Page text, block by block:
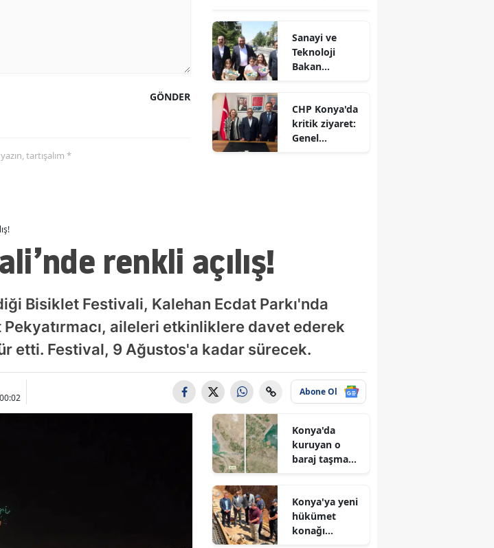
Kütahya
Mardin
Muş
Nevşehir
GÖNDER
tartışalım *
Sanayi ve
Teknoloji
Bakan
İnan Ilgın'da!
CHP Konya'da
kritik ziyaret:
Genel
renkli açılış!
Bisiklet Festivali, Kalehan Ecdat Parkı'nda
Pekyatırmacı, aileleri etkinliklere davet ederek
etti. Festival, 9 Ağustos'a kadar sürecek.
Abone Ol
Konya'da
kuruyan o
baraj taşma
Konya'ya yeni
hükümet
konağı